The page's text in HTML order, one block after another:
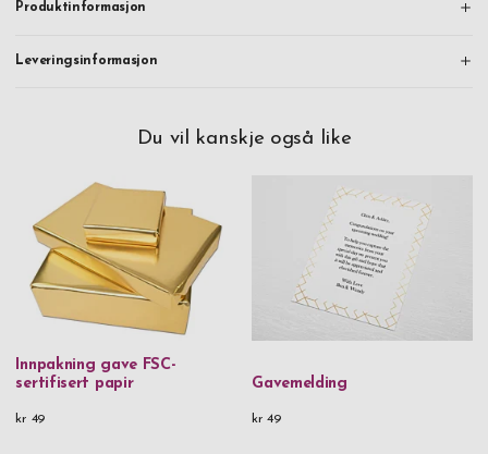
Produktinformasjon
Leveringsinformasjon
Du vil kanskje også like
Innpakning gave FSC-
sertifisert papir
kr 49
Gavemelding
kr 49